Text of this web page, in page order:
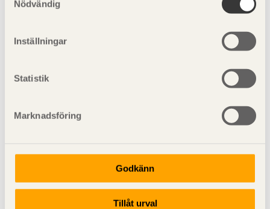
Nödvändig
Inställningar
Statistik
Marknadsföring
Godkänn
Tillåt urval
Visa sajtkarta